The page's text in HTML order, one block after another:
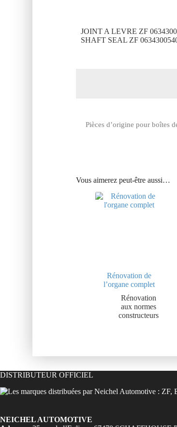
JOINT A LEVRE ZF
SHAFT SEAL ZF
Pièces d’origine pour boîtes
Vous aimerez peut-être aussi…
Rénovation de
l’organe complet
Rénovation
aux normes
constructeurs
DISTRIBUTEUR OFFICIEL
NEICHEL AUTOMOTIVE